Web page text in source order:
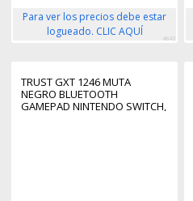
Para ver los precios debe estar
logueado. CLIC AQUÍ
4843
TRUST GXT 1246 MUTA
NEGRO BLUETOOTH
GAMEPAD NINTENDO SWITCH,